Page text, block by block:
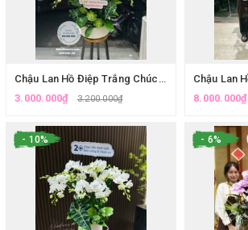
Chậu Lan Hồ Điệp Trắng Chúc Mừng Khai Trương Tại Cửa Hàng Eliseflowers Cầu Giấy
3.000.000₫
3.200.000₫
8.000.000₫
- 10% - 6%